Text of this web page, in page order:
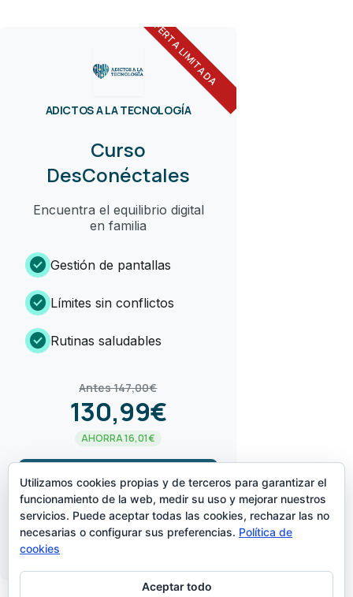
OFERTA LIMITADA
ADICTOS A LA TECNOLOGÍA
Curso
DesConéctales
Encuentra el equilibrio digital
en familia
check_circle Gestión de pantallas
check_circle Límites sin conflictos
check_circle Rutinas saludables
Antes 147,00€
130,99€
AHORRA 16,01€
¡LO QUIERO!arrow_forward
CREADO POR
Utilizamos cookies propias y de terceros para garantizar el
funcionamiento de la web, medir su uso y mejorar nuestros
servicios. Puede aceptar todas las cookies, rechazar las no
necesarias o configurar sus preferencias. Política de
cookies
Aceptar todo